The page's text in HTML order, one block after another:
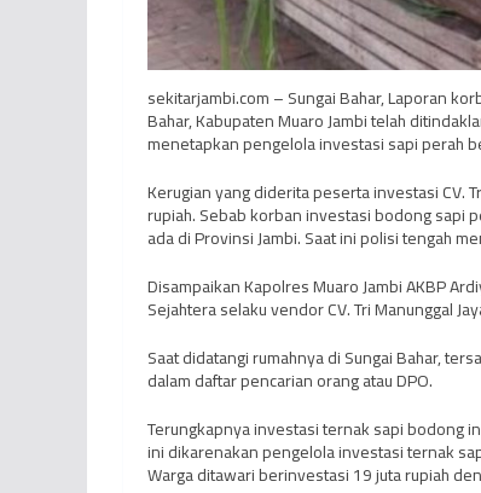
sekitarjambi.com – Sungai Bahar, Laporan
Bahar, Kabupaten Muaro Jambi telah
menetapkan pengelola investasi sapi perah
Kerugian yang diderita peserta investasi CV.
rupiah. Sebab korban investasi bodong sapi
ada di Provinsi Jambi. Saat ini polisi tengah
Disampaikan Kapolres Muaro Jambi AKBP
Sejahtera selaku vendor CV. Tri Manunggal
Saat didatangi rumahnya di Sungai Bahar,
dalam daftar pencarian orang atau DPO.
Terungkapnya investasi ternak sapi bodong
ini dikarenakan pengelola investasi ternak
Warga ditawari berinvestasi 19 juta rupiah